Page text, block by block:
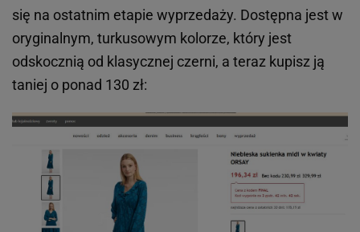
się na ostatnim etapie wyprzedaży. Dostępna jest w
oryginalnym, turkusowym kolorze, który jest
odskocznią od klasycznej czerni, a teraz kupisz ją
taniej o ponad 130 zł: